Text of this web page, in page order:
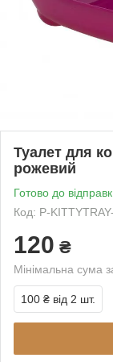
Туалет для
рожевий
Готово до
Код: P-
120 ₴
Мінімальна сума
100 ₴ від 2 шт.